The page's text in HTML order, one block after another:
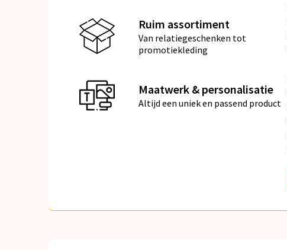
Ruim assortiment
Van relatiegeschenken tot
promotiekleding
Maatwerk & personalisatie
Altijd een uniek en passend product